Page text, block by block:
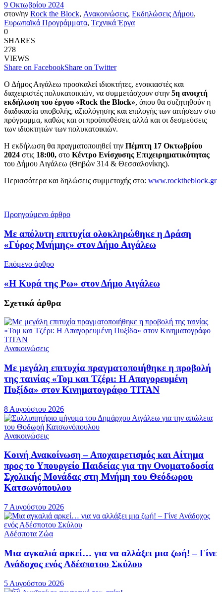
9 Οκτωβρίου 2024
στον/ην Rock the Block, Ανακοινώσεις, Εκδηλώσεις Δήμου,
Ευρωπαϊκά Προγράμματα, Τεχνικά Έργα
0
SHARES
278
VIEWS
Share on FacebookShare on Twitter
Ο Δήμος Αιγάλεω προσκαλεί ιδιοκτήτες, ενοικιαστές και
διαχειριστές πολυκατοικιών, να συμμετάσχουν στην 5η ανοιχτή
εκδήλωση του έργου «Rock the Block», όπου θα συζητηθούν η
διαδικασία υποβολής, αξιολόγησης και επιλογής των αιτήσεων στο
πρόγραμμα, καθώς και οι προϋποθέσεις αλλά και οι δεσμεύσεις
των ιδιοκτητών των πολυκατοικιών.
Η εκδήλωση θα πραγματοποιηθεί την Πέμπτη 17 Οκτωβρίου
2024 στις 18:00, στο Κέντρο Ενίσχυσης Επιχειρηματικότητας
του Δήμου Αιγάλεω (Θηβών 314 & Θεσσαλονίκης).
Περισσότερα και δηλώσεις συμμετοχής στο: www.rocktheblock.gr
Προηγούμενο άρθρο
Με απόλυτη επιτυχία ολοκληρώθηκε η Δράση
«Γύρος Μνήμης» στον Δήμο Αιγάλεω
Επόμενο άρθρο
«Η Κυρά της Ρω» στον Δήμο Αιγάλεω
Σχετικά άρθρα
Ανακοινώσεις
Με μεγάλη επιτυχία πραγματοποιήθηκε η προβολή
της ταινίας «Τομ και Τζέρι: Η Απαγορευμένη
Πυξίδα» στον Κινηματογράφο ΤΙΤΑΝ
8 Αυγούστου 2026
Ανακοινώσεις
Κοινή Ανακοίνωση – Αποχαιρετισμός και Αίτημα
προς το Υπουργείο Παιδείας για την Ονοματοδοσία
Σχολικής Μονάδας στη Μνήμη του Θεόδωρου
Κατσωνόπουλου
7 Αυγούστου 2026
Αδέσποτα Ζώα
Μια αγκαλιά αρκεί… για να αλλάξει μια ζωή! – Γίνε
Ανάδοχος ενός Αδέσποτου Σκύλου
5 Αυγούστου 2026